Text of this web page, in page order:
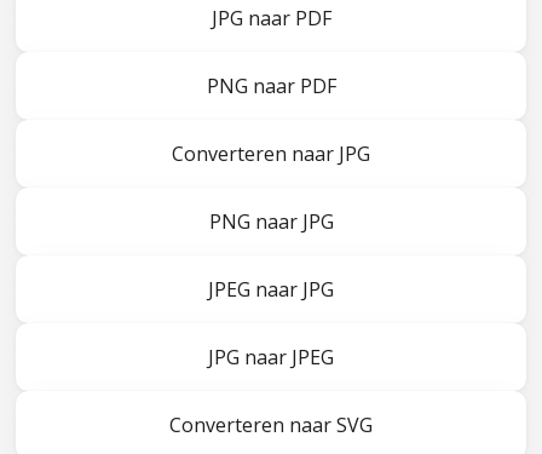
JPG naar PDF
PNG naar PDF
Converteren naar JPG
PNG naar JPG
JPEG naar JPG
JPG naar JPEG
Converteren naar SVG